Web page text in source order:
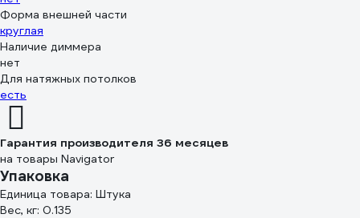
Форма внешней части
круглая
Наличие диммера
нет
Для натяжных потолков
есть
Гарантия производителя 36 месяцев
на товары Navigator
Упаковка
Единица товара: Штука
Вес, кг: 0.135